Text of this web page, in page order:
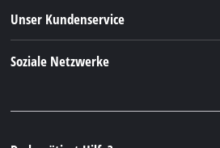
Einhell Germany AG
Unser Kundenservice
Soziale Netzwerke